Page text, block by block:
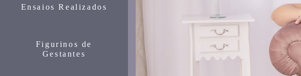
Ensaios Realizados
Figurinos de
Gestantes